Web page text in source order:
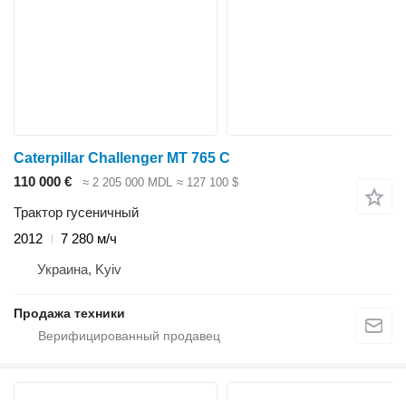
Caterpillar Challenger MT 765 C
110 000 €
≈ 2 205 000 MDL ≈ 127 100 $
Трактор гусеничный
2012
7 280 м/ч
Украина, Kyiv
Продажа техники